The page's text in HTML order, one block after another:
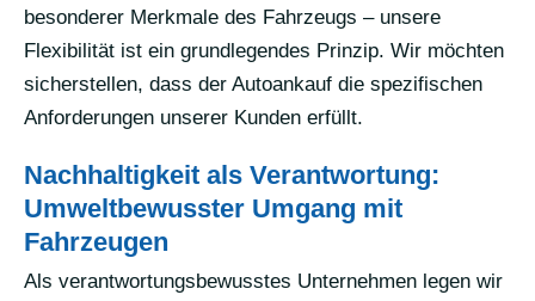
besonderer Merkmale des Fahrzeugs – unsere
Flexibilität ist ein grundlegendes Prinzip. Wir möchten
sicherstellen, dass der Autoankauf die spezifischen
Anforderungen unserer Kunden erfüllt.
Nachhaltigkeit als Verantwortung:
Umweltbewusster Umgang mit
Fahrzeugen
Als verantwortungsbewusstes Unternehmen legen wir